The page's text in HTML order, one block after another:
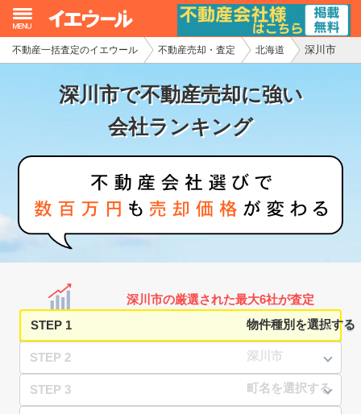
不動産一括査定のイエウール 不動産売却・査定 北海道 深川市
深川市で不動産売却に強い
会社ランキング
深川市の厳選された最大6社が査定
STEP 1
STEP 2
STEP 3
イエウール加盟希望の不動産会社様
初めての方へ
不動産の売却・一括査定
家査定シミュレーター
お問い合わせ